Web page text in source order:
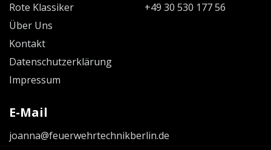
Rote Klassiker
Über Uns
Kontakt
Datenschutzerklärung
Impressum
+49 30 530 177 56
E-Mail
joanna@feuerwehrtechnikberlin.de